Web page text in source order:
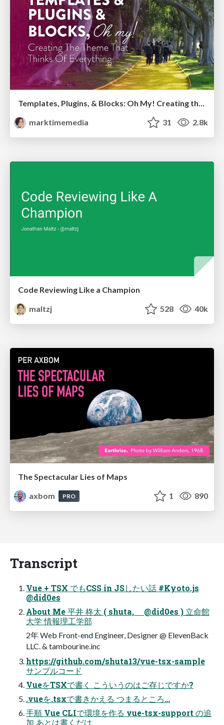
Templates, Plugins, & Blocks: Oh My! Creating the theme that thinks of everything
marktimemedia
31 2.8k
Code Reviewing Like a Champion
maltzj
528 40k
The Spectacular Lies of Maps
axbom
PRO 1 890
Transcript
Vue + TSX でもCSS in JSしたい話 #Kyoto.js
@did0es
About Me 平井 柊太 ( shuta, @did0es ) 立命館
大学 情報理工学部
2年 Web Front-end Engineer, Designer @ ElevenBack
LLC. & tambourine.inc
https://github.com/shuta13/vue-tsx-sample
サンプルコード
VueをTSXで書く こういうのはご存じですか?
.vueを.tsxで書きかえる つまるところ…
手順 Vue CLIで環境を作る vue-tsx-support の追
加 あとは書くだけ